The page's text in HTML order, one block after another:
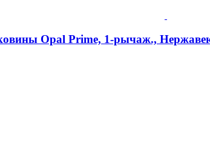
Opal Prime, 1-рычаж.,